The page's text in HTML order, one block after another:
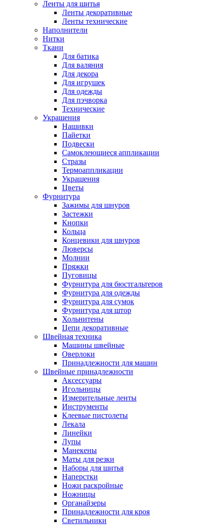
Ленты для шитья
Ленты декоративные
Ленты технические
Наполнители
Нитки
Ткани
Для батика
Для валяния
Для декора
Для игрушек
Для одежды
Для пэчворка
Технические
Украшения
Нашивки
Пайетки
Подвески
Самоклеющиеся аппликации
Стразы
Термоаппликации
Украшения
Цветы
Фурнитура
Зажимы для шнуров
Застежки
Кнопки
Кольца
Концевики для шнуров
Люверсы
Молнии
Пряжки
Пуговицы
Фурнитура для бюстгальтеров
Фурнитура для одежды
Фурнитура для сумок
Фурнитура для штор
Хольнитены
Цепи декоративные
Швейная техника
Машины швейные
Оверлоки
Принадлежности для машин
Швейные принадлежности
Аксессуары
Игольницы
Измерительные ленты
Инструменты
Клеевые пистолеты
Лекала
Линейки
Лупы
Манекены
Маты для резки
Наборы для шитья
Наперстки
Ножи раскройные
Ножницы
Органайзеры
Принадлежности для кроя
Светильники